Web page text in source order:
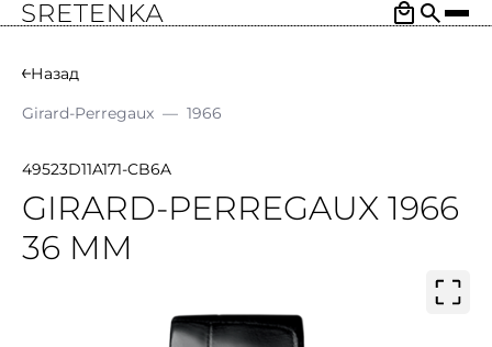
Назад
Girard-Perregaux — 1966
49523D11A171-CB6A
GIRARD-PERREGAUX 1966
36 MM